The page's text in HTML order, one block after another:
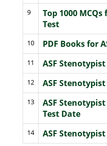
9
Top 1000
Test
10 PDF Books for
11 ASF Stenotypist
12 ASF
13
ASF
Test Date
14 ASF